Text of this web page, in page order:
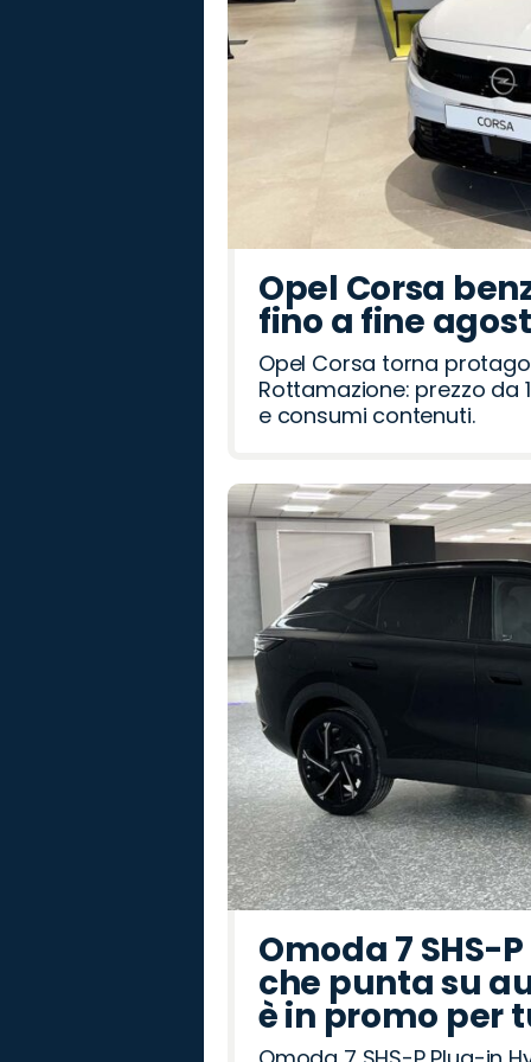
Opel Corsa
fino a fine
Opel Corsa torna
Rottamazione: prezzo da
e consumi contenuti.
Omoda 7 SHS-
che punta su
è in promo per